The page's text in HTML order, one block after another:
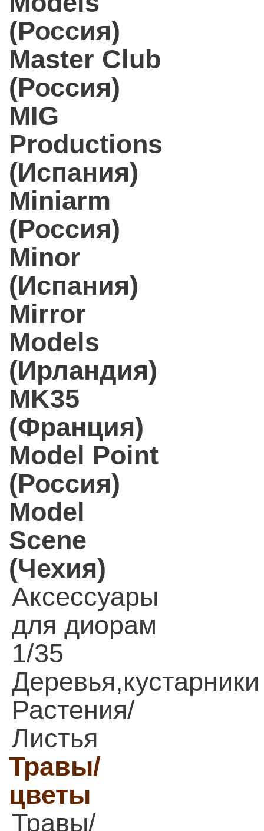
(Россия)
Master Club
(Россия)
MIG
Productions
(Испания)
Miniarm
(Россия)
Minor
(Испания)
Mirror
Models
(Ирландия)
MK35
(Франция)
Model Point
(Россия)
Model
Scene
(Чехия)
Аксессуары
для диорам
1/35
Деревья,кустарники
Растения/
Листья
Травы/
цветы
Травы/